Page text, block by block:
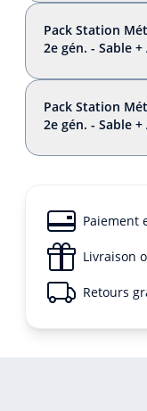
Pack Station
2e gén. - Sable
Pack Station
2e gén. - Sable +
Paiement
Livraison
Retours